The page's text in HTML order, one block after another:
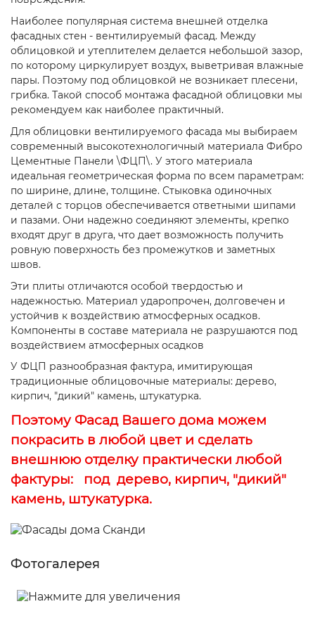
Наиболее популярная система внешней отделка
фасадных стен - вентилируемый фасад. Между
облицовкой и утеплителем делается небольшой зазор,
по которому циркулирует воздух, выветривая влажные
пары. Поэтому под облицовкой не возникает плесени,
грибка. Такой способ монтажа фасадной облицовки мы
рекомендуем как наиболее практичный.
Для облицовки вентилируемого фасада мы выбираем
современный высокотехнологичный материала Фибро
Цементные Панели \ФЦП\. У этого материала
идеальная геометрическая форма по всем параметрам:
по ширине, длине, толщине. Стыковка одиночных
деталей с торцов обеспечивается ответными шипами
и пазами. Они надежно соединяют элементы, крепко
входят друг в друга, что дает возможность получить
ровную поверхность без промежутков и заметных
швов.
Эти плиты отличаются особой твердостью и
надежностью. Материал ударопрочен, долговечен и
устойчив к воздействию атмосферных осадков.
Компоненты в составе материала не разрушаются под
воздействием атмосферных осадков
У ФЦП разнообразная фактура, имитирующая
традиционные облицовочные материалы: дерево,
кирпич, "дикий" камень, штукатурка.
Поэтому Фасад Вашего дома можем
покрасить в любой цвет и сделать
внешнюю отделку практически любой
фактуры: под дерево, кирпич, "дикий"
камень, штукатурка.
Фотогалерея